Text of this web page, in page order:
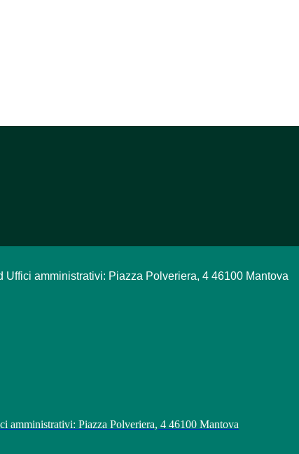
Uffici amministrativi: Piazza Polveriera, 4 46100 Mantova
amministrativi: Piazza Polveriera, 4 46100 Mantova